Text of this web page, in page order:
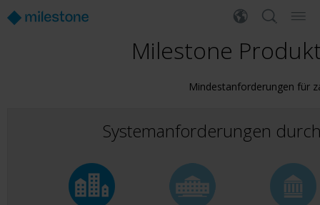
Milestone
Mindestanforderungen für
Systemanforderungen